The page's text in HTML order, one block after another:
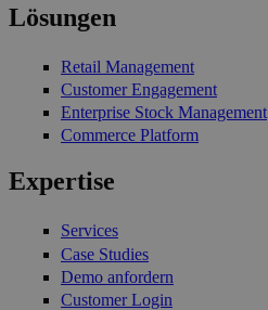
Lösungen
Retail Management
Customer Engagement
Enterprise Stock Management
Commerce Platform
Expertise
Services
Case Studies
Demo anfordern
Customer Login